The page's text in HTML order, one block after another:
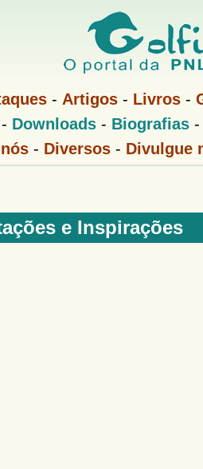
Pular
para
o
principal
- Artigos - Livros -
Downloads- Biografias-
- Diversos- Divulgue
e Inspirações